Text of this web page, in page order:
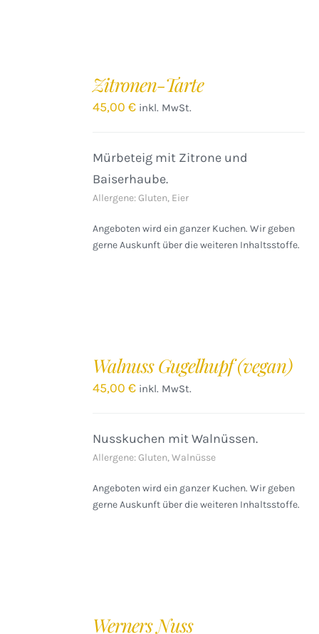
Zitronen-Tarte
45,00€ inkl. MwSt.
Mürbeteig mit Zitrone und
Baiserhaube.
Allergene: Gluten, Eier
Angeboten wird ein ganzer Kuchen. Wir geben
gerne Auskunft über die weiteren Inhaltsstoffe.
Walnuss Gugelhupf (vegan)
45,00€ inkl. MwSt.
Nusskuchen mit Walnüssen.
Allergene: Gluten, Walnüsse
Angeboten wird ein ganzer Kuchen. Wir geben
gerne Auskunft über die weiteren Inhaltsstoffe.
Werners Nuss